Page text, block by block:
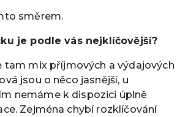
směrem.
je podle vás nejklíčovější?
tam mix příjmových a výdajových
jsou o něco jasnější, u
nemáme k dispozici úplně
Zejména chybí rozklíčování